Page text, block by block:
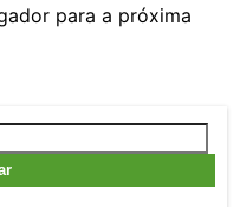
para a próxima